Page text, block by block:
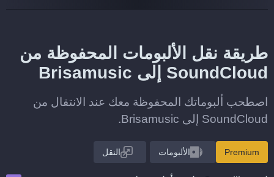
طريقة نقل الألبومات المحفوظة من
SoundCloud إلى Brisamusic
اصطحب ألبوماتك المحفوظة معك عند الانتقال من
SoundCloud إلى Brisamusic.
Premium الألبومات النقل